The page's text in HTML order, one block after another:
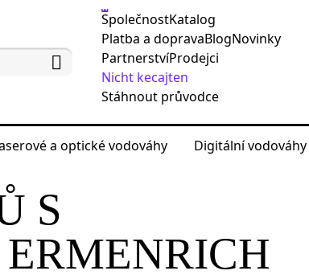
SpolečnostKatalog
Platba a dopravaBlogNovinky
PartnerstvíProdejci
Nicht kecajten
Stáhnout průvodce
a optické vodováhy Digitální
Testery kabelů Tester kabelů s
S